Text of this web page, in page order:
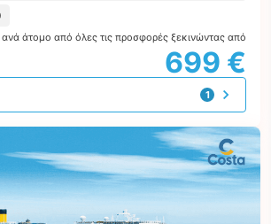
ανά άτομο από όλες τις προσφορές ξεκινώντας από
699 €
1
προσφορά